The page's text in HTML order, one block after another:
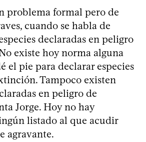
problema formal pero de
cuando se habla de
declaradas en peligro
existe hoy norma alguna
el pie para declarar especies
Tampoco existen
en peligro de
Jorge. Hoy no hay
listado al que acudir
agravante.